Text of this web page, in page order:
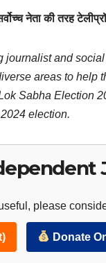
नेता की तरह
journalist and
areas to help
Sabha Election
election.
please
Donate